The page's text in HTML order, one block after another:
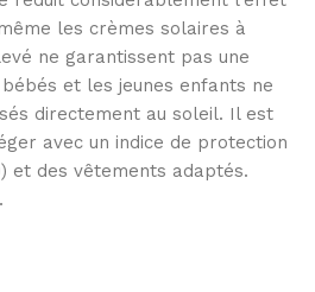
les crèmes solaires à
ne garantissent pas une
et les jeunes enfants ne
directement au soleil. Il est
avec un indice de protection
et des vêtements adaptés.